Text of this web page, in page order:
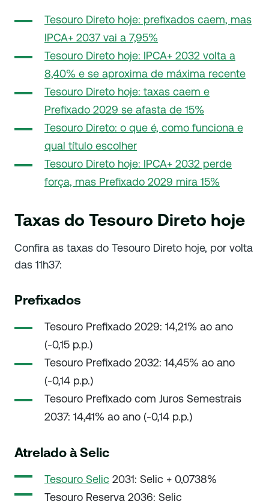
Tesouro Direto hoje: prefixados caem, mas
IPCA+ 2037 vai a 7,95%
Tesouro Direto hoje: IPCA+ 2032 volta a
8,40% e se aproxima de máxima recente
Tesouro Direto hoje: taxas caem e
Prefixado 2029 se afasta de 15%
Tesouro Direto: o que é, como funciona e
qual título escolher
Tesouro Direto hoje: IPCA+ 2032 perde
força, mas Prefixado 2029 mira 15%
Taxas do Tesouro Direto hoje
Confira as taxas do Tesouro Direto hoje, por volta
das 11h37:
Prefixados
Tesouro Prefixado 2029: 14,21% ao ano
(-0,15 p.p.)
Tesouro Prefixado 2032: 14,45% ao ano
(-0,14 p.p.)
Tesouro Prefixado com Juros Semestrais
2037: 14,41% ao ano (-0,14 p.p.)
Atrelado à Selic
Tesouro Selic 2031: Selic + 0,0738%
Tesouro Reserva 2036: Selic